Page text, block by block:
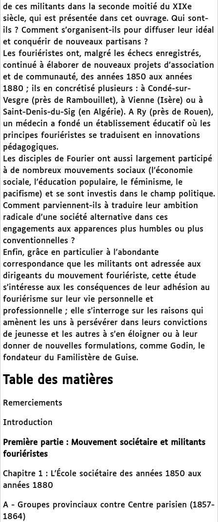
de ces militants dans la seconde moitié du XIXe
siècle, qui est présentée dans cet ouvrage. Qui sont-
ils ? Comment s’organisent-ils pour diffuser leur idéal
et conquérir de nouveaux partisans ?
Les fouriéristes ont, malgré les échecs enregistrés,
continué à élaborer de nouveaux projets d’association
et de communauté, des années 1850 aux années
1880 ; ils en concrétisé plusieurs : à Condé-sur-
Vesgre (près de Rambouillet), à Vienne (Isère) ou à
Saint-Denis-du-Sig (en Algérie). A Ry (près de Rouen),
un médecin a fondé un établissement éducatif où les
principes fouriéristes se traduisent en innovations
pédagogiques.
Les disciples de Fourier ont aussi largement participé
à de nombreux mouvements sociaux (l’économie
sociale, l’éducation populaire, le féminisme, le
pacifisme) et se sont investis dans le champ politique.
Comment parviennent-ils à traduire leur ambition
radicale d’une société alternative dans ces
engagements aux apparences plus humbles ou plus
conventionnelles ?
Enfin, grâce en particulier à l’abondante
correspondance que les militants ont adressée aux
dirigeants du mouvement fouriériste, cette étude
s’intéresse aux les conséquences de leur adhésion au
fouriérisme sur leur vie personnelle et
professionnelle ; elle s’interroge sur les raisons qui
amènent les uns à persévérer dans leurs convictions
de jeunesse et les autres à s’en éloigner ou à leur
donner de nouvelles formulations, comme Godin, le
fondateur du Familistère de Guise.
Table des matières
Remerciements
Introduction
Première partie : Mouvement sociétaire et militants
fouriéristes
Chapitre 1 : L’École sociétaire des années 1850 aux
années 1880
A - Groupes provinciaux contre Centre parisien (1857-
1864)